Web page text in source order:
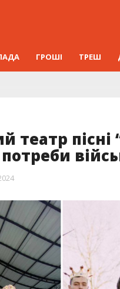
ГРОШІ ТРЕШ
театр